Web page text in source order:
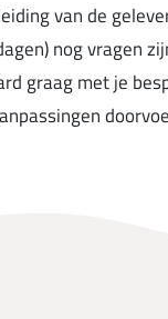
van de
nog vragen
graag met je